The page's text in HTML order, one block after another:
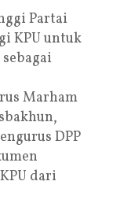
Partai
KPU untuk
Marham
DPP
dari